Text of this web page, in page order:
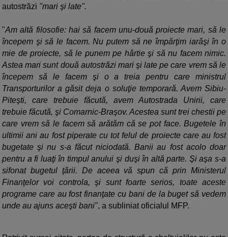
autostrăzi "mari şi late".
"Am altă filosofie: hai să facem unu-două proiecte mari, să le
începem şi să le facem. Nu putem să ne împărţim iarăşi în o
mie de proiecte, să le punem pe hârtie şi să nu facem nimic.
Astea mari sunt două autostrăzi mari şi late pe care vrem să le
începem să le facem şi o a treia pentru care ministrul
Transporturilor a găsit deja o soluţie temporară. Avem Sibiu-
Piteşti, care trebuie făcută, avem Autostrada Unirii, care
trebuie făcută, şi Comarnic-Braşov. Acestea sunt trei chestii pe
care vrem să le facem să arătăm că se pot face. Bugetele în
ultimii ani au fost piperate cu tot felul de proiecte care au fost
bugetate şi nu s-a făcut niciodată. Banii au fost acolo doar
pentru a fi luaţi în timpul anului şi duşi în altă parte. Şi aşa s-a
sifonat bugetul ţării. De aceea vă spun că prin Ministerul
Finanţelor voi controla, şi sunt foarte serios, toate aceste
programe care au fost finanţate cu bani de la buget să vedem
unde au ajuns aceşti bani", a subliniat oficialul MFP.